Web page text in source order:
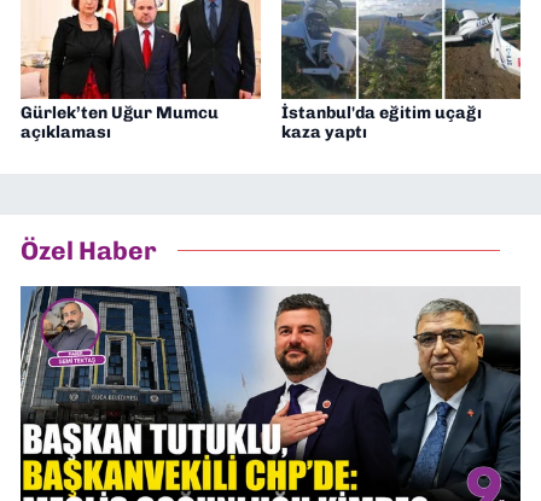
Gürlek’ten Uğur Mumcu
açıklaması
İstanbul'da eğitim uçağı
kaza yaptı
Özel Haber